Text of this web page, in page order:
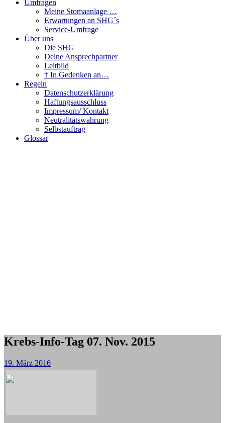
Umfragen
Meine Stomaanlage …
Erwartungen an SHG´s
Service-Umfrage
Über uns
Die SHG
Deine Ansprechpartner
Leitbild
† In Gedenken an…
Regeln
Datenschutzerklärung
Haftungsausschluss
Impressum/ Kontakt
Neutralitätswahrung
Selbstauftrag
Glossar
Krebs-Info-Tag 07. Nov. 2015
19. März 2016